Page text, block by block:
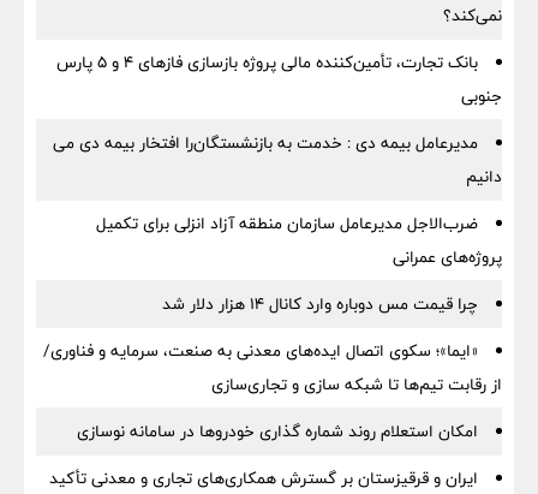
نمی‌کند؟
بانک تجارت، تأمین‌کننده مالی پروژه بازسازی فازهای ۴ و ۵ پارس
جنوبی
مدیرعامل بیمه دی : خدمت به بازنشستگان‌را افتخار بیمه دی می
دانیم
ضرب‌الاجل مدیرعامل سازمان منطقه آزاد انزلی برای تكمیل
پروژه‌های عمرانی
چرا قیمت مس دوباره وارد کانال ۱۴ هزار دلار شد
«ایما»؛ سکوی اتصال ایده‌های معدنی به صنعت، سرمایه و فناوری/
از رقابت تیم‌ها تا شبکه سازی و تجاری‌سازی
امکان استعلام روند شماره گذاری خودروها در سامانه نوسازی
ایران و قرقیزستان بر گسترش همکاری‌های تجاری و معدنی تأکید